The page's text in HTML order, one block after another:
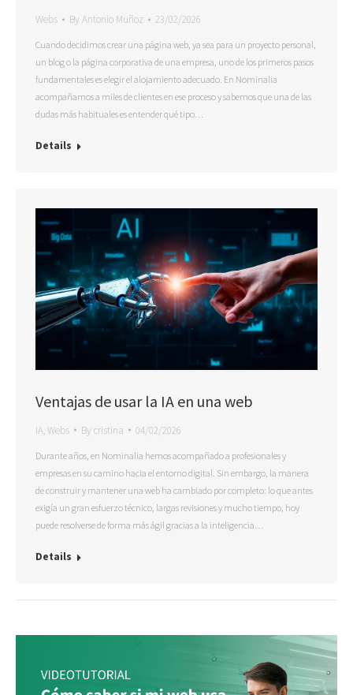
Webs ByAntonio Muñoz 23/02/2026
Cuando decidimos crear una página web, ya sea para un proyecto personal,
un blog o la página corporativa de una empresa, uno de los primeros pasos
fundamentales es elegir el alojamiento adecuado. En Nominalia
acompañamos a miles de clientes en ese proceso y sabemos que una de las
dudas más habituales es entender qué tipo…
Details
Ventajas de usar la IA en una web
IA,Webs Bycristina 04/02/2026
Durante años, en Nominalia hemos acompañado a profesionales y
empresas en su camino hacia el entorno digital. Sin embargo, la manera
de construir y mantener una web ha cambiado por completo: lo que antes
exigía un gran esfuerzo técnico, largas revisiones y mucho tiempo, hoy
puede resolverse de forma más ágil gracias a la inteligencia…
Details